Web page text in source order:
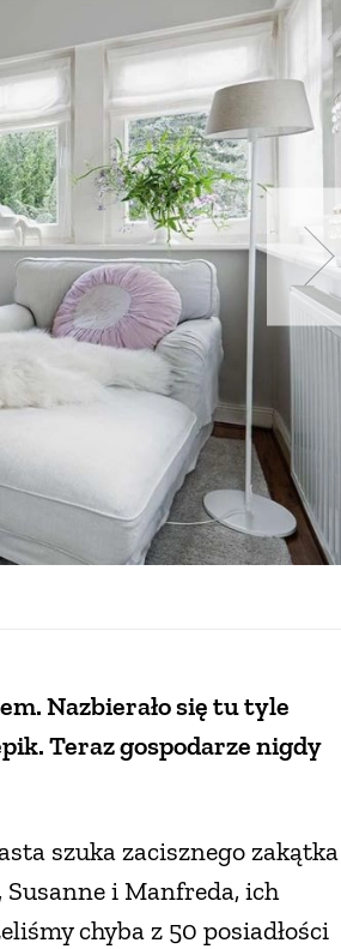
Nazbierało się tu tyle
Teraz gospodarze nigdy
szuka zacisznego zakątka
i Manfreda, ich
chyba z 50 posiadłości